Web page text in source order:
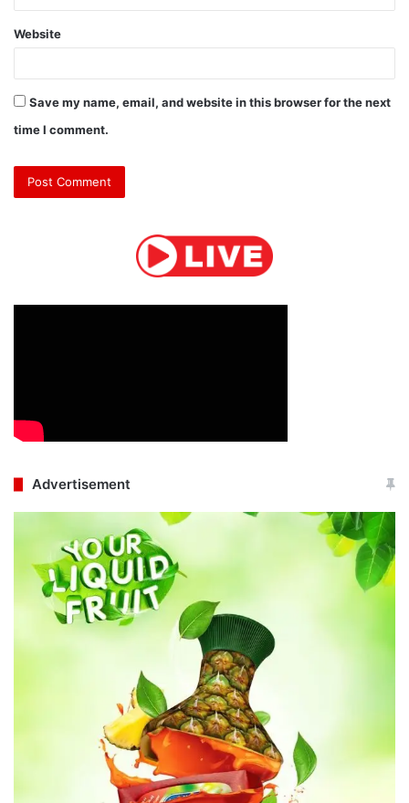
Website
Save my name, email, and website in this browser for the next
time I comment.
Advertisement